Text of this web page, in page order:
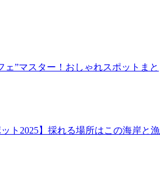
ェ”マスター！おしゃれスポットまと
ト2025】採れる場所はこの海岸と漁